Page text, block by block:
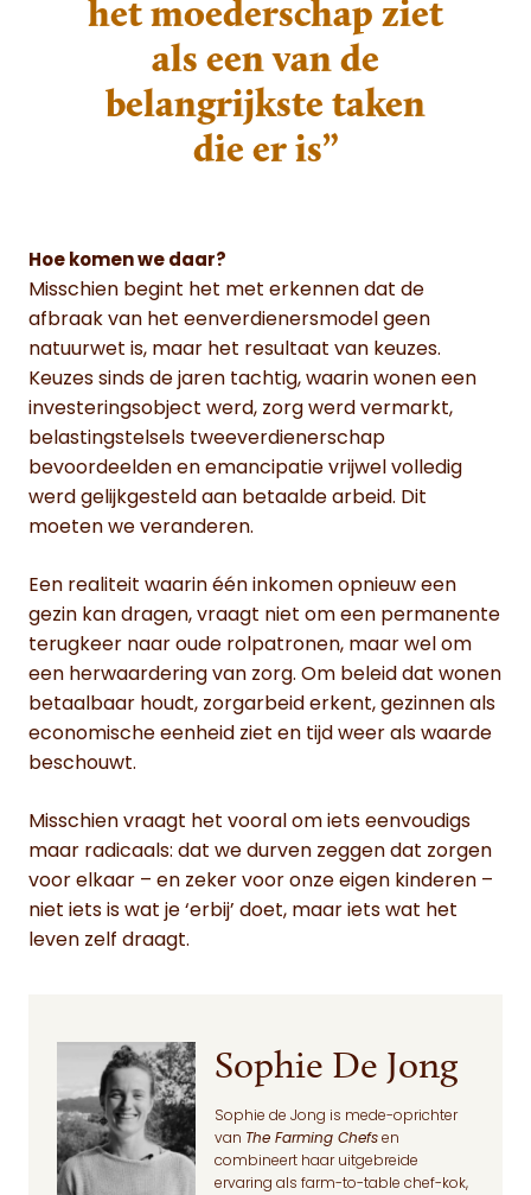
het moederschap ziet
als een van de
belangrijkste taken
die er is”
Hoe komen we daar?
Misschien begint het met erkennen dat de
afbraak van het eenverdienersmodel geen
natuurwet is, maar het resultaat van keuzes.
Keuzes sinds de jaren tachtig, waarin wonen een
investeringsobject werd, zorg werd vermarkt,
belastingstelsels tweeverdienerschap
bevoordeelden en emancipatie vrijwel volledig
werd gelijkgesteld aan betaalde arbeid. Dit
moeten we veranderen.
Een realiteit waarin één inkomen opnieuw een
gezin kan dragen, vraagt niet om een permanente
terugkeer naar oude rolpatronen, maar wel om
een herwaardering van zorg. Om beleid dat wonen
betaalbaar houdt, zorgarbeid erkent, gezinnen als
economische eenheid ziet en tijd weer als waarde
beschouwt.
Misschien vraagt het vooral om iets eenvoudigs
maar radicaals: dat we durven zeggen dat zorgen
voor elkaar – en zeker voor onze eigen kinderen –
niet iets is wat je ‘erbij’ doet, maar iets wat het
leven zelf draagt.
Sophie De Jong
Sophie de Jong is mede-oprichter
van The Farming Chefs en
combineert haar uitgebreide
ervaring als farm-to-table chef-kok,